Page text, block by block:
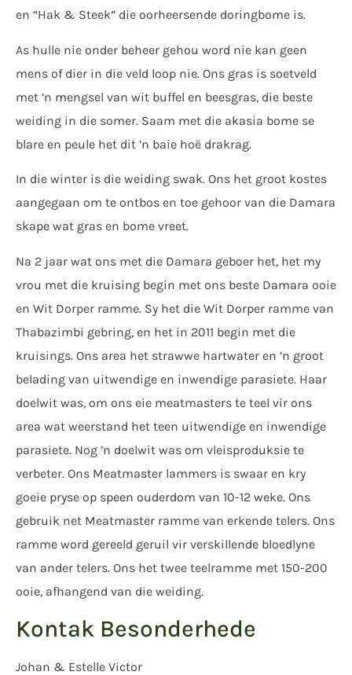
en “Hak & Steek” die oorheersende doringbome is.
As hulle nie onder beheer gehou word nie kan geen
mens of dier in die veld loop nie. Ons gras is soetveld
met ’n mengsel van wit buffel en beesgras, die beste
weiding in die somer. Saam met die akasia bome se
blare en peule het dit ’n baie hoë drakrag.
In die winter is die weiding swak. Ons het groot kostes
aangegaan om te ontbos en toe gehoor van die Damara
skape wat gras en bome vreet.
Na 2 jaar wat ons met die Damara geboer het, het my
vrou met die kruising begin met ons beste Damara ooie
en Wit Dorper ramme. Sy het die Wit Dorper ramme van
Thabazimbi gebring, en het in 2011 begin met die
kruisings. Ons area het strawwe hartwater en ’n groot
belading van uitwendige en inwendige parasiete. Haar
doelwit was, om ons eie meatmasters te teel vir ons
area wat weerstand het teen uitwendige en inwendige
parasiete. Nog ’n doelwit was om vleisproduksie te
verbeter. Ons Meatmaster lammers is swaar en kry
goeie pryse op speen ouderdom van 10-12 weke. Ons
gebruik net Meatmaster ramme van erkende telers. Ons
ramme word gereeld geruil vir verskillende bloedlyne
van ander telers. Ons het twee teelramme met 150-200
ooie, afhangend van die weiding.
Kontak Besonderhede
Johan & Estelle Victor